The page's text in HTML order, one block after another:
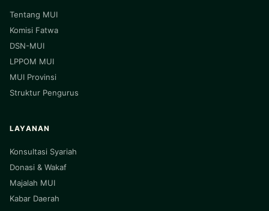
Tentang MUI
Komisi Fatwa
DSN-MUI
LPPOM MUI
MUI Provinsi
Struktur Pengurus
LAYANAN
Konsultasi Syariah
Donasi & Wakaf
Majalah MUI
Kabar Daerah